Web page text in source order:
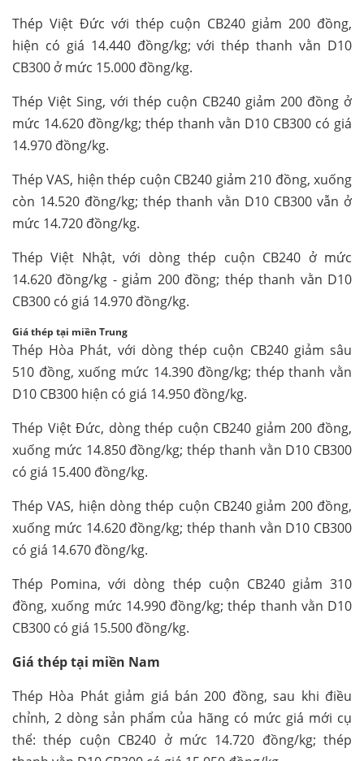
Thép Việt Đức với thép cuộn CB240 giảm 200 đồng,
hiện có giá 14.440 đồng/kg; với thép thanh vằn D10
CB300 ở mức 15.000 đồng/kg.
Thép Việt Sing, với thép cuộn CB240 giảm 200 đồng ở
mức 14.620 đồng/kg; thép thanh vằn D10 CB300 có giá
14.970 đồng/kg.
Thép VAS, hiện thép cuộn CB240 giảm 210 đồng, xuống
còn 14.520 đồng/kg; thép thanh vằn D10 CB300 vẫn ở
mức 14.720 đồng/kg.
Thép Việt Nhật, với dòng thép cuộn CB240 ở mức
14.620 đồng/kg - giảm 200 đồng; thép thanh vằn D10
CB300 có giá 14.970 đồng/kg.
Giá thép tại miền Trung
Thép Hòa Phát, với dòng thép cuộn CB240 giảm sâu
510 đồng, xuống mức 14.390 đồng/kg; thép thanh vằn
D10 CB300 hiện có giá 14.950 đồng/kg.
Thép Việt Đức, dòng thép cuộn CB240 giảm 200 đồng,
xuống mức 14.850 đồng/kg; thép thanh vằn D10 CB300
có giá 15.400 đồng/kg.
Thép VAS, hiện dòng thép cuộn CB240 giảm 200 đồng,
xuống mức 14.620 đồng/kg; thép thanh vằn D10 CB300
có giá 14.670 đồng/kg.
Thép Pomina, với dòng thép cuộn CB240 giảm 310
đồng, xuống mức 14.990 đồng/kg; thép thanh vằn D10
CB300 có giá 15.500 đồng/kg.
Giá théptại miền Nam
Thép Hòa Phát giảm giá bán 200 đồng, sau khi điều
chỉnh, 2 dòng sản phẩm của hãng có mức giá mới cụ
thể: thép cuộn CB240 ở mức 14.720 đồng/kg; thép